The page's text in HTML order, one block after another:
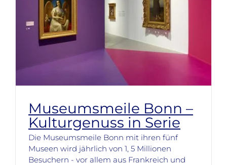
Museumsmeile Bonn –
Kulturgenuss in Serie
Die Museumsmeile Bonn mit ihren fünf
Museen wird jährlich von 1, 5 Millionen
Besuchern - vor allem aus Frankreich und